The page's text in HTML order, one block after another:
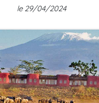
le 29/04/2024